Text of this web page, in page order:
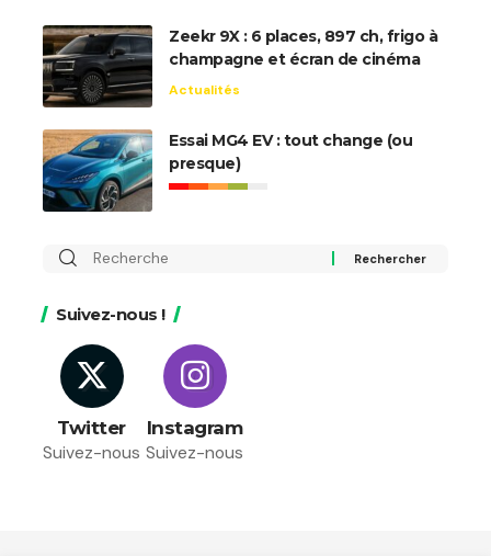
Zeekr 9X : 6 places, 897 ch, frigo à
champagne et écran de cinéma
Actualités
Essai MG4 EV : tout change (ou
presque)
Rechercher
Suivez-nous !
Twitter
Suivez-nous
Instagram
Suivez-nous